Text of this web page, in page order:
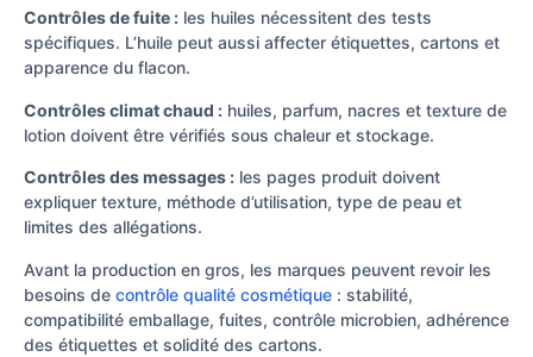
Contrôles de fuite : les huiles nécessitent des tests
spécifiques. L’huile peut aussi affecter étiquettes, cartons et
apparence du flacon.
Contrôles climat chaud : huiles, parfum, nacres et texture de
lotion doivent être vérifiés sous chaleur et stockage.
Contrôles des messages : les pages produit doivent
expliquer texture, méthode d’utilisation, type de peau et
limites des allégations.
Avant la production en gros, les marques peuvent revoir les
besoins de contrôle qualité cosmétique : stabilité,
compatibilité emballage, fuites, contrôle microbien, adhérence
des étiquettes et solidité des cartons.